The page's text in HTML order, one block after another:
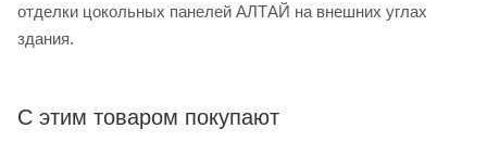
отделки цокольных панелей АЛТАЙ на внешних углах
здания.
С этим товаром покупают